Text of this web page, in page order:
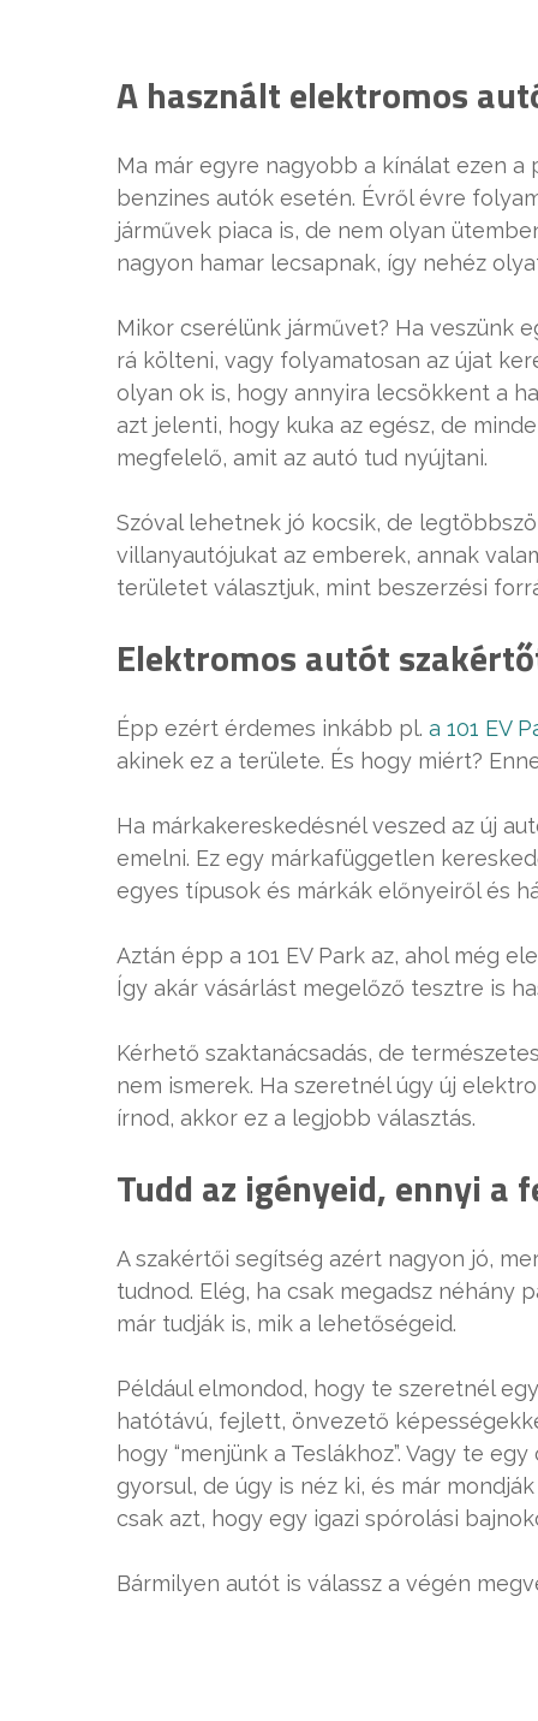
A használt elektromos
Ma már egyre nagyobb a kínálat ezen a
benzines autók esetén. Évről évre
járművek piaca is, de nem olyan
nagyon hamar lecsapnak, így nehéz
Mikor cserélünk járművet? Ha veszünk
rá költeni, vagy folyamatosan az újat
olyan ok is, hogy annyira lecsökkent a
azt jelenti, hogy kuka az egész, de
megfelelő, amit az autó tud nyújtani.
Szóval lehetnek jó kocsik, de
villanyautójukat az emberek, annak
területet választjuk, mint beszerzési
Elektromos autót
Épp ezért érdemes inkább pl. a 101 EV
akinek ez a területe. És hogy miért?
Ha márkakereskedésnél veszed az új
emelni. Ez egy márkafüggetlen
egyes típusok és márkák előnyeiről és
Aztán épp a 101 EV Park az, ahol még
Így akár vásárlást megelőző tesztre is
Kérhető szaktanácsadás, de
nem ismerek. Ha szeretnél úgy új
írnod, akkor ez a legjobb választás.
Tudd az igényeid, ennyi a
A szakértői segítség azért nagyon jó,
tudnod. Elég, ha csak megadsz néhány
már tudják is, mik a lehetőségeid.
Például elmondod, hogy te szeretnél
hatótávú, fejlett, önvezető
hogy “menjünk a Teslákhoz”. Vagy te
gyorsul, de úgy is néz ki, és már
csak azt, hogy egy igazi spórolási
Bármilyen autót is válassz a végén